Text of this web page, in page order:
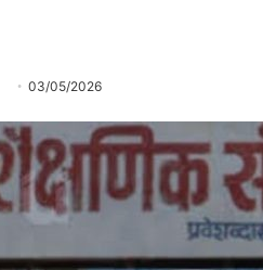
03/05/2026